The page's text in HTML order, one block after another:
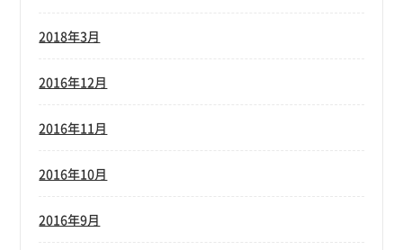
2018年3月
2016年12月
2016年11月
2016年10月
2016年9月